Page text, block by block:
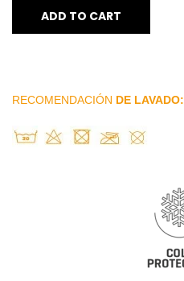
ADD TO CART
RECOMENDACIÓN DE LAVADO: